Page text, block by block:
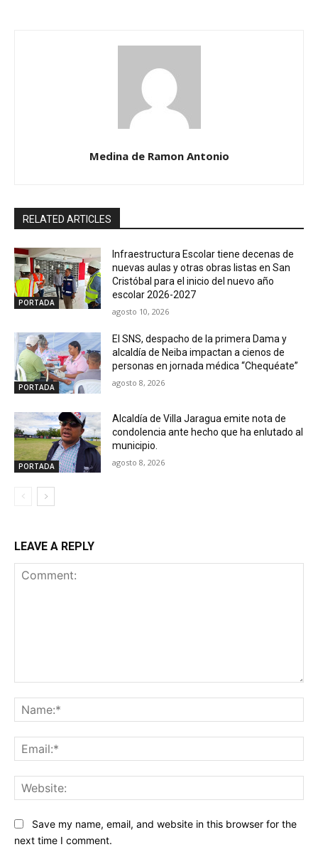
Medina de Ramon Antonio
RELATED ARTICLES
PORTADA
Infraestructura Escolar tiene decenas de
nuevas aulas y otras obras listas en San
Cristóbal para el inicio del nuevo año
escolar 2026-2027
agosto 10, 2026
PORTADA
El SNS, despacho de la primera Dama y
alcaldía de Neiba impactan a cienos de
personas en jornada médica “Chequéate”
agosto 8, 2026
PORTADA
Alcaldía de Villa Jaragua emite nota de
condolencia ante hecho que ha enlutado al
municipio.
agosto 8, 2026
LEAVE A REPLY
Save my name, email, and website in this browser for the
next time I comment.